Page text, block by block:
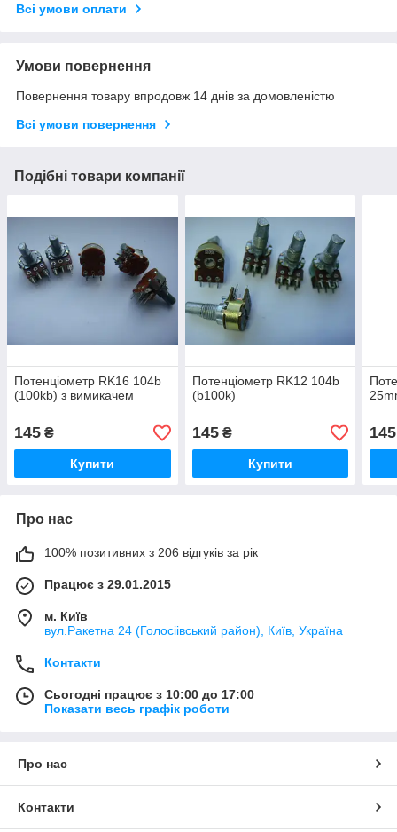
Всі умови оплати
Умови повернення
Повернення товару впродовж 14 днів за домовленістю
Всі умови повернення
Подібні товари компанії
Потенціометр RK16 104b
(100kb) з вимикачем
145 ₴
Купити
Потенціометр RK12 104b
(b100k)
145₴
Купити
145
Про нас
100% позитивних з 206 відгуків за рік
Працює з 29.01.2015
м. Київ
вул.Ракетна 24 (Голосіівський район), Київ, Україна
Контакти
Сьогодні працює з 10:00 до 17:00
Показати весь графік роботи
Про нас
Контакти